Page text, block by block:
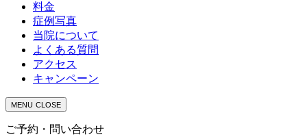
料金
症例写真
当院について
よくある質問
アクセス
キャンペーン
MENU CLOSE
ご予約・問い合わせ